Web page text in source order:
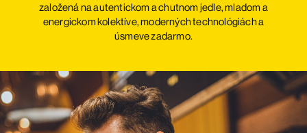
založená na autentickom a chutnom jedle, mladom a
energickom kolektíve, moderných technológiách a
úsmeve zadarmo.